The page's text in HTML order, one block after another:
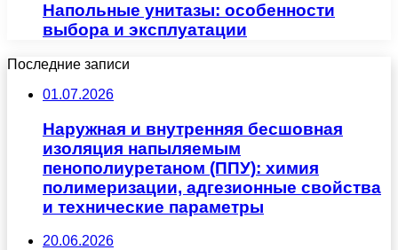
Напольные унитазы: особенности
выбора и эксплуатации
Последние записи
01.07.2026
Наружная и внутренняя бесшовная
изоляция напыляемым
пенополиуретаном (ППУ): химия
полимеризации, адгезионные свойства
и технические параметры
20.06.2026